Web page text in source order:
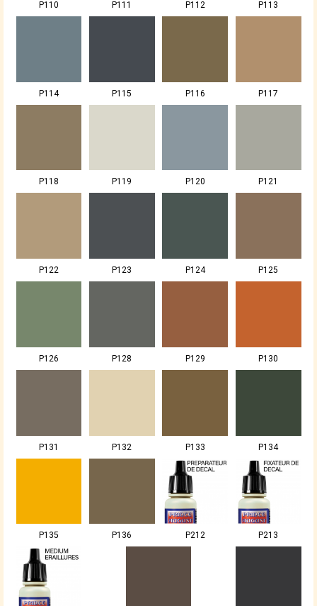
P110 P111 P112 P113
P114 P115 P116 P117
P118 P119 P120 P121
P122 P123 P124 P125
P126 P128 P129 P130
P131 P132 P133 P134
P135 P136 P212 P213